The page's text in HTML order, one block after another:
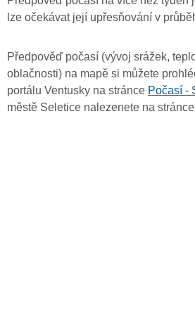
lze očekávat její upřesňování v
Předpověď počasí (vývoj srážek,
oblačnosti) na mapě si můžete
portálu Ventusky na stránce Počasí -
městě Seletice nalezenete na stránce